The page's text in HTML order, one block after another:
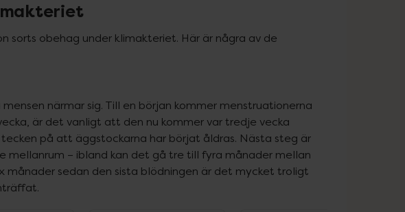
sorts obehag under klimakteriet. Här är några av de
närmar sig. Till en början kommer menstruationerna
är det vanligt att den nu kommer var tredje vecka
på att äggstockarna har börjat åldras. Nästa steg är
mellanrum – ibland kan det gå tre till fyra månader mellan
månader sedan den sista blödningen är det mycket troligt